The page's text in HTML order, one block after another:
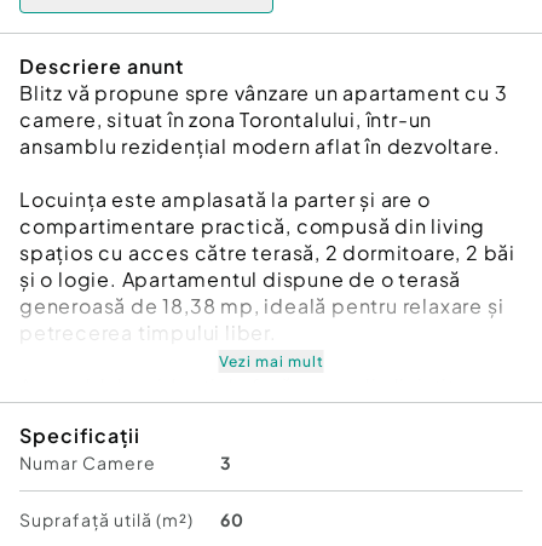
Descriere anunt
Blitz vă propune spre vânzare un apartament cu 3
camere, situat în zona Torontalului, într-un
ansamblu rezidențial modern aflat în dezvoltare.
Locuința este amplasată la parter și are o
compartimentare practică, compusă din living
spațios cu acces către terasă, 2 dormitoare, 2 băi
și o logie. Apartamentul dispune de o terasă
generoasă de 18,38 mp, ideală pentru relaxare și
petrecerea timpului liber.
interes, mijloace de transport, centre comerciale
și unități de învățământ.
Zona: Torontalului
Vezi mai mult
Specificații
Numar Camere 3
Suprafață utilă (m²) 60